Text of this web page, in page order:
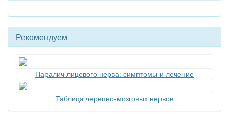
Рекомендуем
Паралич лицевого нерва: симптомы и лечение
Таблица черепно-мозговых нервов